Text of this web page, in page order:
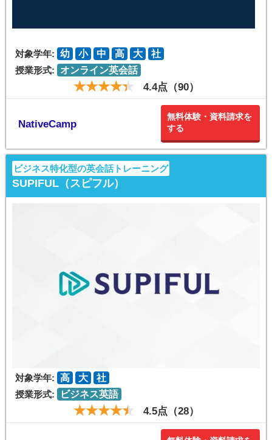
対象学年: 幼 小 中 高 大
社
授業形式:
オンライン英会話
4.4点（90）
NativeCamp
無料体験・資料請求を
する
ビジネス特化型の英会話トレーニング
SUPIFUL（スピフル）
対象学年: 高 大
社
授業形式:
ビジネス英語
4.5点（28）